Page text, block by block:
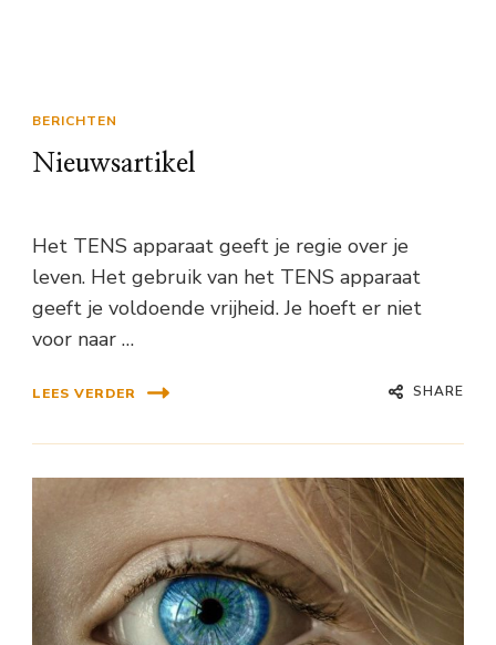
BERICHTEN
Nieuwsartikel
Het TENS apparaat geeft je regie over je
leven. Het gebruik van het TENS apparaat
geeft je voldoende vrijheid. Je hoeft er niet
voor naar …
LEES VERDER SHARE